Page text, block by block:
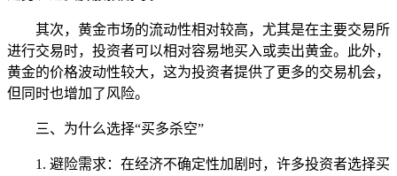
其次，黄金市场的流动性相对较高，尤其是在主要交易所
进行交易时，投资者可以相对容易地买入或卖出黄金。此外，
黄金的价格波动性较大，这为投资者提供了更多的交易机会，
但同时也增加了风险。
三、为什么选择“买多杀空”
1. 避险需求：在经济不确定性加剧时，许多投资者选择买